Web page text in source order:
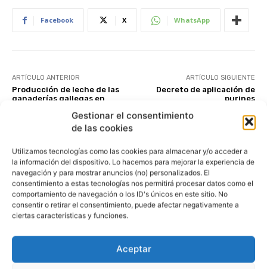
Gestionar el consentimiento
de las cookies
Utilizamos tecnologías como las cookies para almacenar y/o acceder a
la información del dispositivo. Lo hacemos para mejorar la experiencia de
navegación y para mostrar anuncios (no) personalizados. El
consentimiento a estas tecnologías nos permitirá procesar datos como el
comportamiento de navegación o los ID's únicos en este sitio. No
consentir o retirar el consentimiento, puede afectar negativamente a
ciertas características y funciones.
Aceptar
Facebook X WhatsApp
ARTÍCULO ANTERIOR
Producción de leche de las
ganaderías gallegas en
ARTÍCULO SIGUIENTE
Decreto de aplicación de
purines